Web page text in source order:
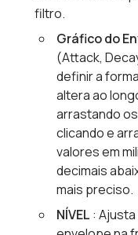
filtro.
Gráfico do
(Attack,
definir a
altera ao
arrastando
clicando e
valores em
decimais
mais preciso.
NÍVEL :